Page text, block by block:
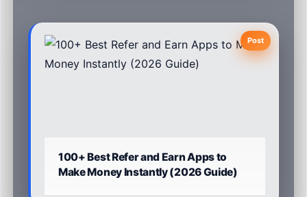
Post
100+ Best Refer and Earn Apps to
Make Money Instantly (2026 Guide)